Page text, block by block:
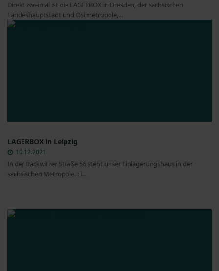
Direkt zweimal ist die LAGERBOX in Dresden, der sächsischen
Landeshauptstadt und Ostmetropole,...
LAGERBOX in Leipzig
In der Rackwitzer Straße 56 steht unser Einlagerungshaus in der
sächsischen Metropole. Ei...
10.12.2021